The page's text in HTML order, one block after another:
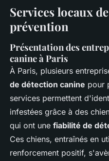
Services locaux
prévention
Présentation des
canine à Paris
À Paris, plusieurs
de détection canine pour
services permettent
infestées grâce à des
qui ont une fiabilité de
Ces chiens, entraînés en
renforcement positif,